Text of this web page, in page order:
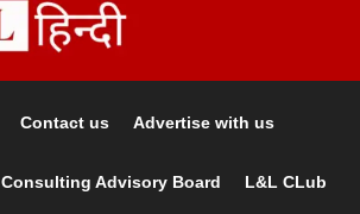
Contact us Advertise with us
Consulting Advisory Board L&L CLub